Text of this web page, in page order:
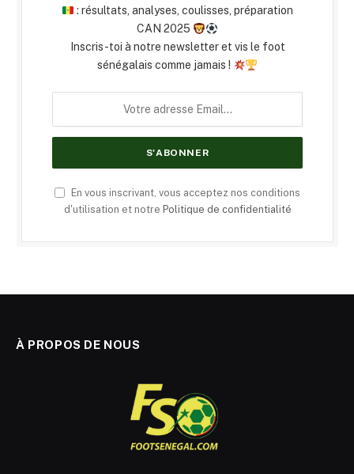
: résultats, analyses, coulisses, préparation
CAN 2025
Inscris-toi à notre newsletter et vis le foot
sénégalais comme jamais !
En vous inscrivant, vous acceptez nos conditions
d'utilisation et notre Politique de confidentialité
À PROPOS DE NOUS